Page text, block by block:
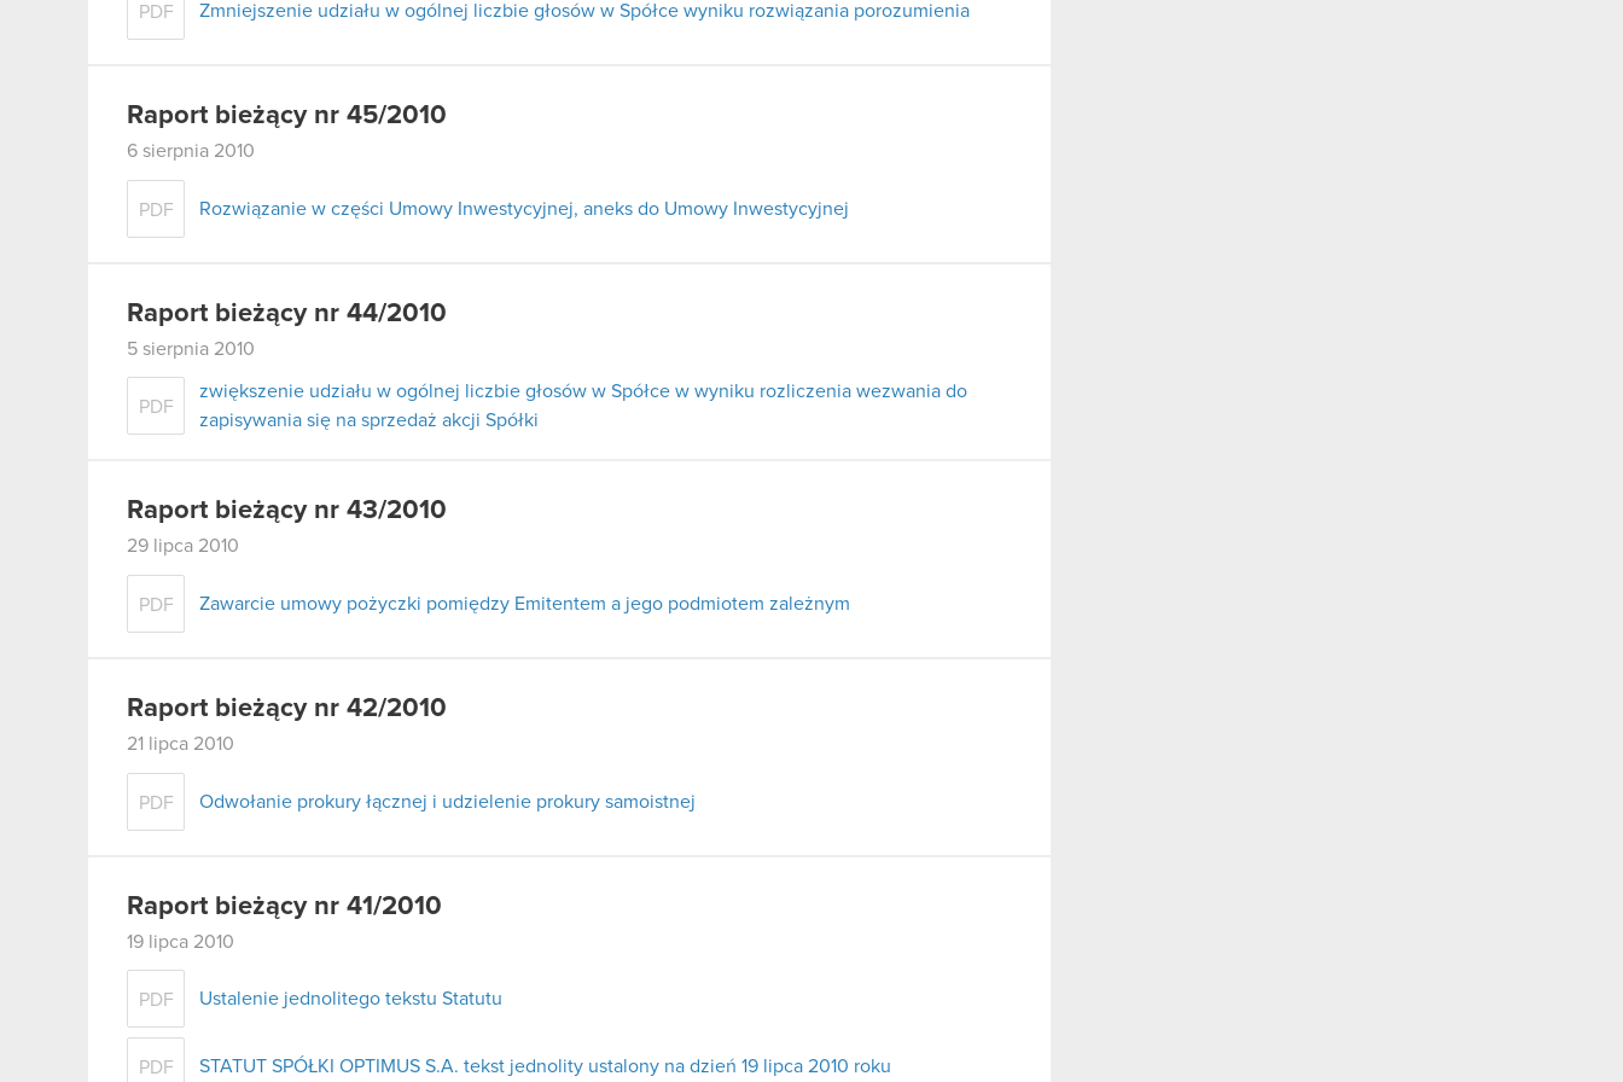
PDF Zmniejszenie udziału w ogólnej liczbie głosów w Spółce wyniku rozwiązania porozumienia
Raport bieżący nr 45/2010
6 sierpnia 2010
PDF Rozwiązanie w części Umowy Inwestycyjnej, aneks do Umowy Inwestycyjnej
Raport bieżący nr 44/2010
5 sierpnia 2010
PDF
zwiększenie udziału w ogólnej liczbie głosów w Spółce w wyniku rozliczenia wezwania do
zapisywania się na sprzedaż akcji Spółki
Raport bieżący nr 43/2010
29 lipca 2010
PDF Zawarcie umowy pożyczki pomiędzy Emitentem a jego podmiotem zależnym
Raport bieżący nr 42/2010
21 lipca 2010
PDF Odwołanie prokury łącznej i udzielenie prokury samoistnej
Raport bieżący nr 41/2010
19 lipca 2010
PDF Ustalenie jednolitego tekstu Statutu
PDF STATUT SPÓŁKI OPTIMUS S.A. tekst jednolity ustalony na dzień 19 lipca 2010 roku